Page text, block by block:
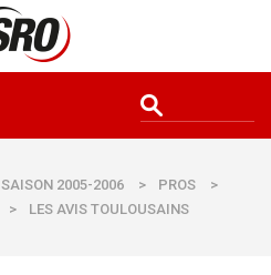
SAISON 2005-2006 > PROS
>
> LES AVIS TOULOUSAINS